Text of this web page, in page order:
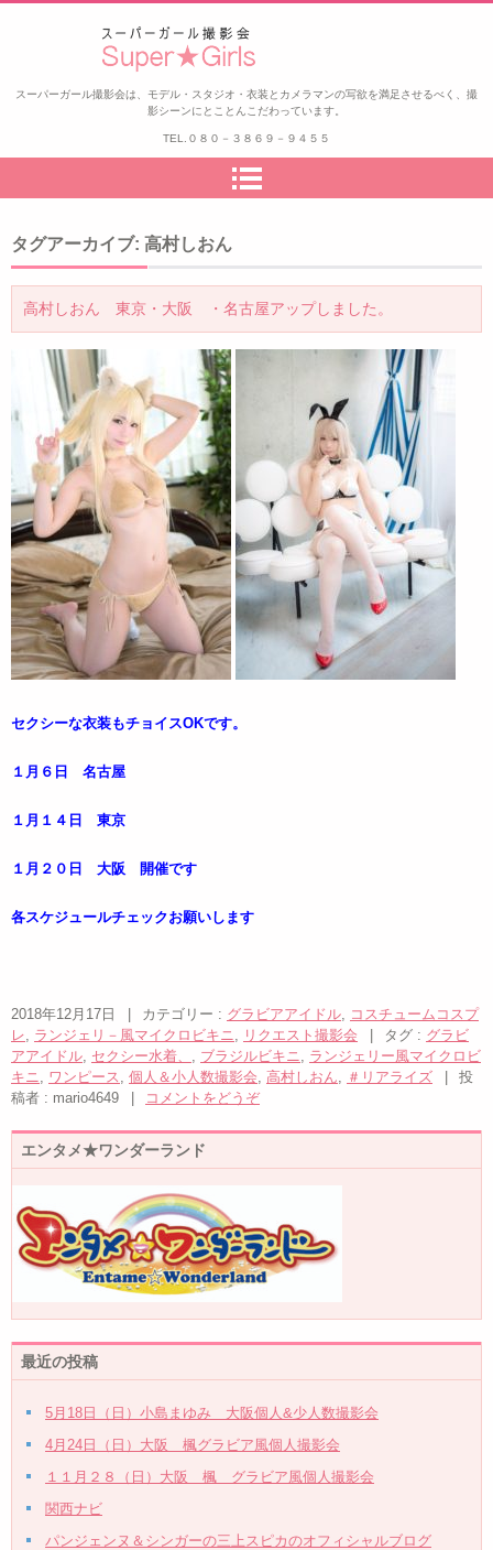
スーパーガール撮影会
スーパーガール撮影会は、モデル・スタジオ・衣装とカメラマンの写欲を満足させるべく、撮
影シーンにとことんこだわっています。
TEL. ０８０－３８６９－９４５５
タグアーカイブ: 高村しおん
高村しおん 東京・大阪 ・名古屋アップしました。
セクシーな衣装もチョイスOKです。
１月６日 名古屋
１月１４日 東京
１月２０日 大阪 開催です
各スケジュールチェックお願いします
2018年12月17日 カテゴリー : グラビアアイドル, コスチュームコスプ
レ, ランジェリ－風マイクロビキニ, リクエスト撮影会 タグ : グラビ
アアイドル, セクシー水着、 , ブラジルビキニ, ランジェリー風マイクロビ
キニ, ワンピース , 個人＆小人数撮影会, 高村しおん, ＃リアライズ
投
稿者 : mario4649
コメントをどうぞ
エンタメ★ワンダーランド
最近の投稿
5月18日（日）小島まゆみ 大阪個人&少人数撮影会
4月24日（日）大阪 楓グラビア風個人撮影会
１１月２８（日）大阪 楓 グラビア風個人撮影会
関西ナビ
パンジェンヌ＆シンガーの三上スピカのオフィシャルブログ